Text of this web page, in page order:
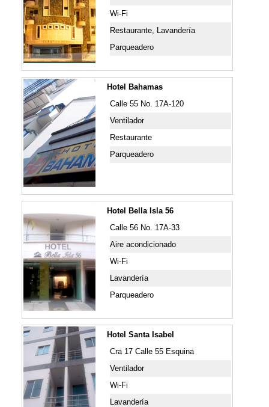
Wi-Fi
Restaurante, Lavandería
Parqueadero
Hotel Bahamas
Calle 55 No. 17A-120
Ventilador
Restaurante
Parqueadero
Hotel Bella Isla 56
Calle 56 No. 17A-33
Aire acondicionado
Wi-Fi
Lavandería
Parqueadero
Hotel Santa Isabel
Cra 17 Calle 55 Esquina
Ventilador
Wi-Fi
Lavandería